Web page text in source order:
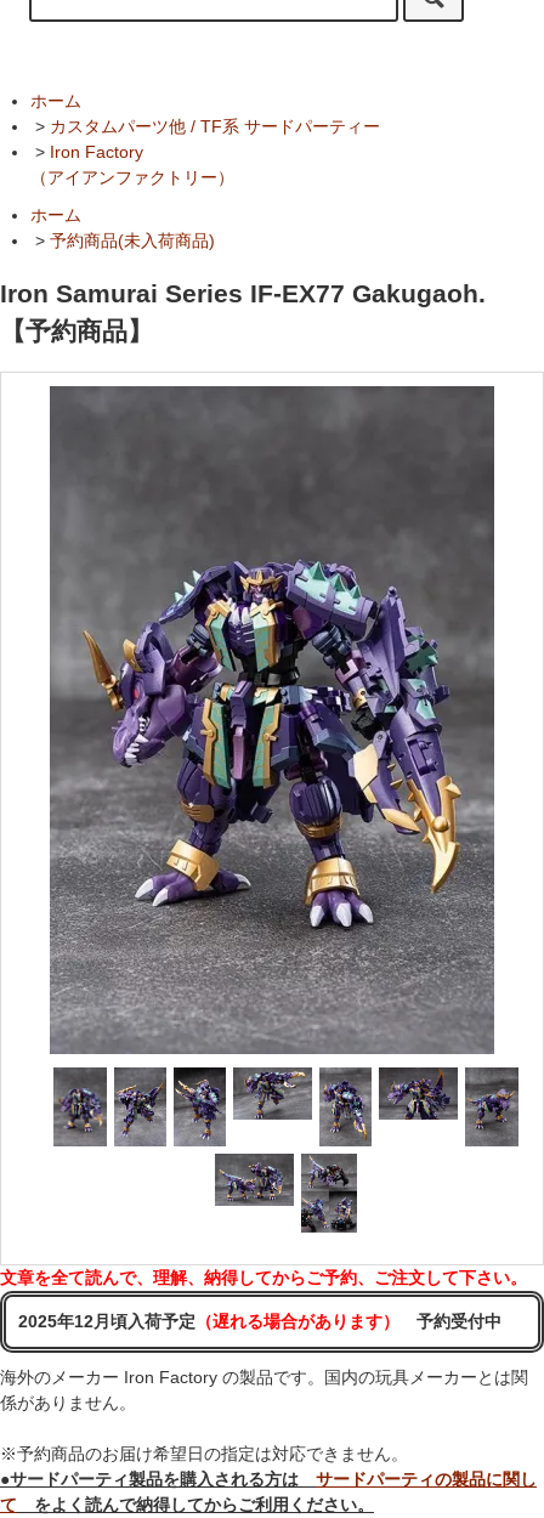
ホーム
> カスタムパーツ他 / TF系 サードパーティー
> Iron Factory
（アイアンファクトリー）
ホーム
> 予約商品(未入荷商品)
Iron Samurai Series IF-EX77 Gakugaoh.
【予約商品】
文章を全て読んで、理解、納得してからご予約、ご注文して下さい。
2025年12月頃入荷予定 （遅れる場合があります） 予約受付中
海外のメーカー Iron Factory の製品です。国内の玩具メーカーとは関
係がありません。
※予約商品のお届け希望日の指定は対応できません。
●サードパーティ製品を購入される方は サードパーティの製品に関し
て をよく読んで納得してからご利用ください。